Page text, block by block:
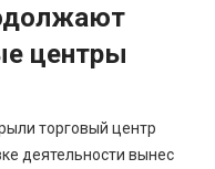
центры
торговый центр
деятельности вынес